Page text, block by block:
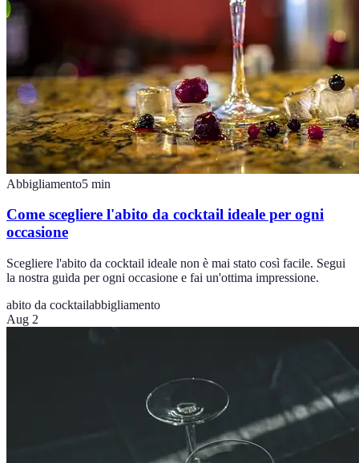
Abbigliamento5 min
Come scegliere l'abito da cocktail ideale per ogni
occasione
Scegliere l'abito da cocktail ideale non è mai stato così facile. Segui
la nostra guida per ogni occasione e fai un'ottima impressione.
abito da cocktailabbigliamento
Aug 2